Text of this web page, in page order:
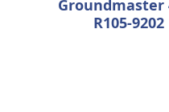
Groundmaster
R105-9202